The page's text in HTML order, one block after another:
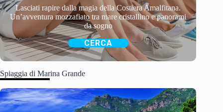
Lasciati rapire dalla magia della Costiera Amalfitana.
Un’avventura mozzafiato tra mare cristallino e panorami
da sogno
CERCA
Spiaggia di Marina Grande